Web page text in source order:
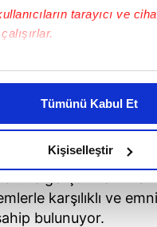
tarayıcı ve
vermeniz halinde
deneyimi yaşatabiliriz.
size daha iyi bir reklam
en iyi içerikleri
çabayı gösterdiğimizi ve
karşılamak
sizlere hatırlatmak
Tümünü Kabul Et
Kişiselleştir
çok bantlı,
ile yönetim, kontrol,
karşılıklı ve
bulunuyor.